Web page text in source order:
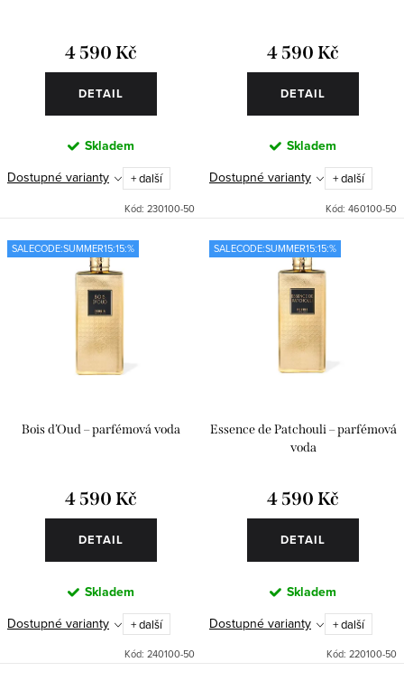
4 590 Kč
DETAIL
Skladem
Dostupné varianty
+ další
Kód: 230100-50
4 590 Kč
DETAIL
Skladem
Dostupné varianty
+ další
Kód: 460100-50
SALECODE:SUMMER15:15:%
Bois d’Oud – parfémová voda
4 590 Kč
DETAIL
Skladem
Dostupné varianty
+ další
Kód: 240100-50
SALECODE:SUMMER15:15:%
Essence de Patchouli – parfémová
voda
4 590 Kč
DETAIL
Skladem
Dostupné varianty
+ další
Kód: 220100-50